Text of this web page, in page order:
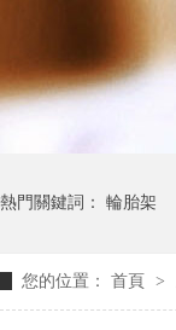
氣瓶料架
熱門關鍵詞： 輪胎架
您的位置： 首頁 >